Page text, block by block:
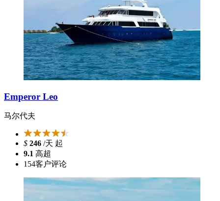
Emperor Leo
马尔代夫
$ 246 /天 起
9.1 高超
154客户评论